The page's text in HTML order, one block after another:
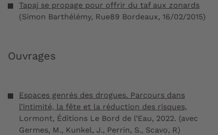
Tapaj se propage pour offrir du taf aux zonards
(Simon Barthélémy, Rue89 Bordeaux, 16/02/2015)
Ouvrages
Espaces genrés des drogues. Parcours dans
l’intimité, la fête et la réduction des risques,
Lormont, Éditions Le Bord de l’Eau, 2022. (avec
Germes, M., Kunkel, J., Perrin, S., Scavo, R)